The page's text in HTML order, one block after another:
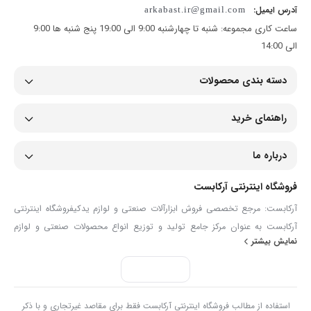
جنس فولاد گالوانیزه یا استنلس استیل
تحمل فشار کاری 40 تا 100 بار
استانداردهای بین‌المللی DIN 3015 و ISO 9001
سیستم‌های هیدرولیک صنعتی
آدرس ایمیل: arkabast.ir@gmail.com
ساعت کاری مجموعه: شنبه تا چهارشنبه 9:00 الی 19:00 پنج شنبه ها 9:00
الی 14:00
دسته بندی محصولات
راهنمای خرید
درباره ما
فروشگاه اینترنتی آرکابست
آرکابست: مرجع تخصصی فروش ابزارآلات صنعتی و لوازم یدکیفروشگاه اینترنتی
آرکابست به عنوان مرکز جامع تولید و توزیع انواع محصولات صنعتی و لوازم
یدکی، همراهی مطمئن برای صنعتگران، تعمیرکاران و مصرف‌کنندگان حرفه‌ای
است. ما در آرکابست با گردآوری مجموعه‌ای گسترده از ابزارآلات دستی و برقی،
انواع شیلنگ و اتصالات، تجهیزات ایمنی، ابزارآلات دقیق و قطعات مصرفی مانند
بست فلزی، گریس‌ پمپ و لوازم پنچرگیری، تلاش می‌کنیم تا نیازهای تخصصی
نمایش بیشتر
استفاده از مطالب فروشگاه اینترنتی آرکابست فقط برای مقاصد غیرتجاری و با ذکر